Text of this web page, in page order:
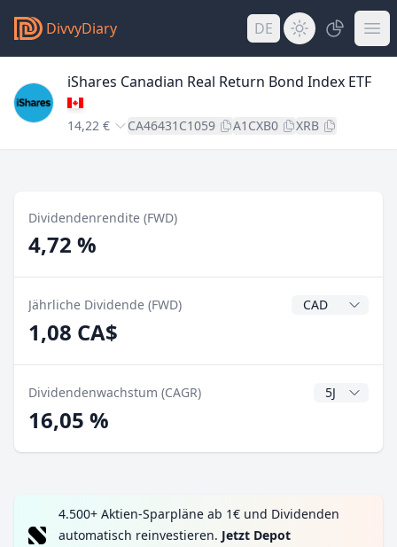
DivvyDiary DE
iShares Canadian Real Return Bond Index ETF
14,22 € CA46431C1059 A1CXB0 XRB
Dividendenrendite (FWD)
4,72 %
Jährliche Dividende (FWD)
1,08 CA$
Dividendenwachstum (CAGR) CAGR Jahre
16,05 %
4.500+ Aktien-Sparpläne ab 1€ und Dividenden
automatisch reinvestieren. Jetzt Depot